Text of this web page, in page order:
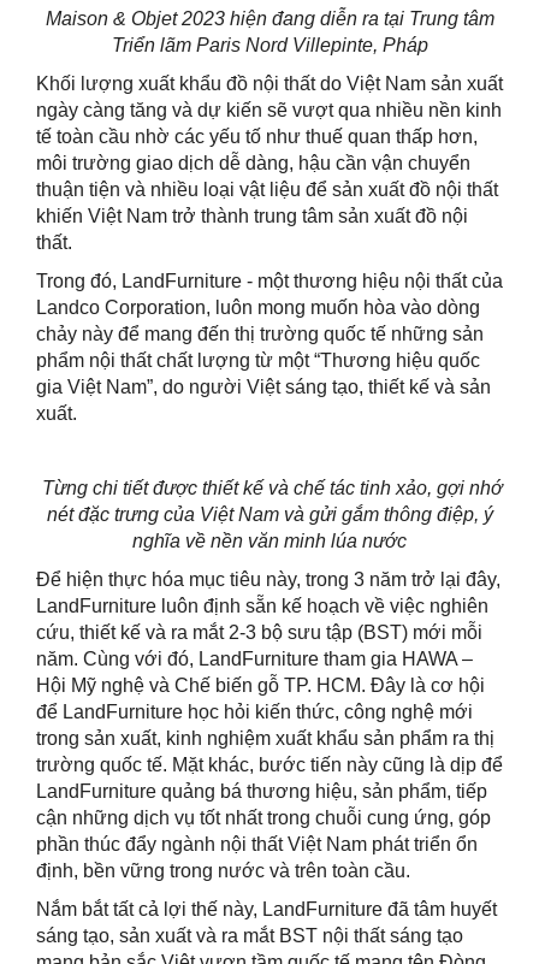
Maison & Objet 2023 hiện đang diễn ra tại Trung tâm
Triển lãm Paris Nord Villepinte, Pháp
Khối lượng xuất khẩu đồ nội thất do Việt Nam sản xuất
ngày càng tăng và dự kiến sẽ vượt qua nhiều nền kinh
tế toàn cầu nhờ các yếu tố như thuế quan thấp hơn,
môi trường giao dịch dễ dàng, hậu cần vận chuyển
thuận tiện và nhiều loại vật liệu để sản xuất đồ nội thất
khiến Việt Nam trở thành trung tâm sản xuất đồ nội
thất.
Trong đó, LandFurniture - một thương hiệu nội thất của
Landco Corporation, luôn mong muốn hòa vào dòng
chảy này để mang đến thị trường quốc tế những sản
phẩm nội thất chất lượng từ một “Thương hiệu quốc
gia Việt Nam”, do người Việt sáng tạo, thiết kế và sản
xuất.
Từng chi tiết được thiết kế và chế tác tinh xảo, gợi nhớ
nét đặc trưng của Việt Nam và gửi gắm thông điệp, ý
nghĩa về nền văn minh lúa nước
Để hiện thực hóa mục tiêu này, trong 3 năm trở lại đây,
LandFurniture luôn định sẵn kế hoạch về việc nghiên
cứu, thiết kế và ra mắt 2-3 bộ sưu tập (BST) mới mỗi
năm. Cùng với đó, LandFurniture tham gia HAWA –
Hội Mỹ nghệ và Chế biến gỗ TP. HCM. Đây là cơ hội
để LandFurniture học hỏi kiến thức, công nghệ mới
trong sản xuất, kinh nghiệm xuất khẩu sản phẩm ra thị
trường quốc tế. Mặt khác, bước tiến này cũng là dịp để
LandFurniture quảng bá thương hiệu, sản phẩm, tiếp
cận những dịch vụ tốt nhất trong chuỗi cung ứng, góp
phần thúc đẩy ngành nội thất Việt Nam phát triển ổn
định, bền vững trong nước và trên toàn cầu.
Nắm bắt tất cả lợi thế này, LandFurniture đã tâm huyết
sáng tạo, sản xuất và ra mắt BST nội thất sáng tạo